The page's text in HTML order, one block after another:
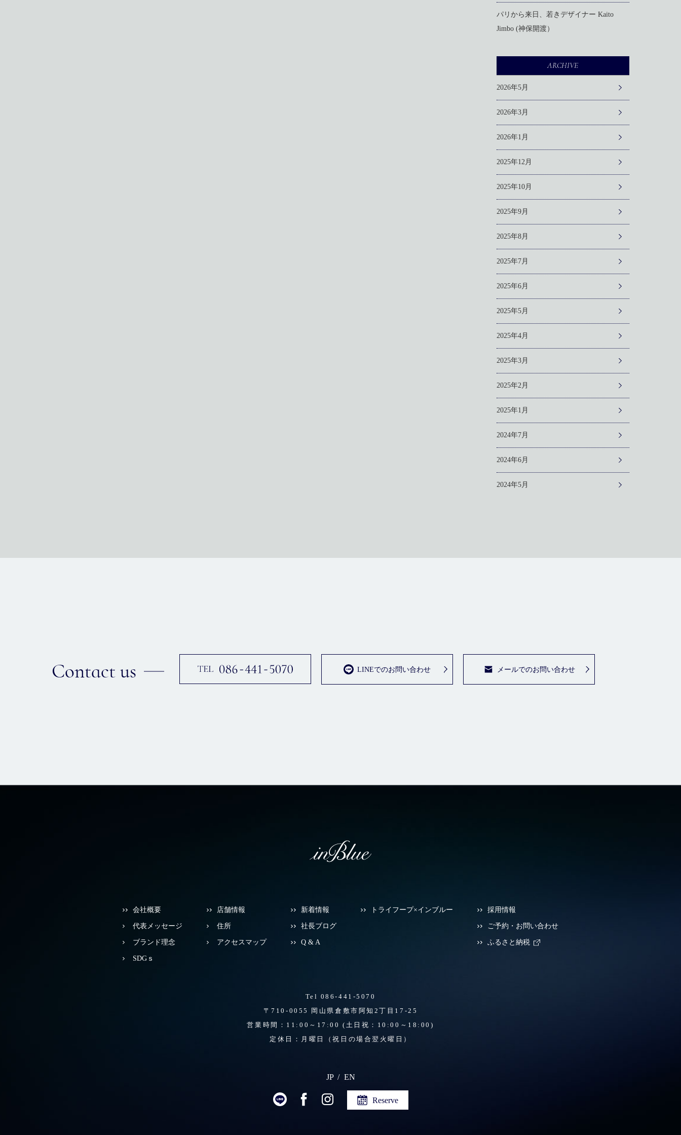
パリから来日、若きデザイナー Kaito
Jimbo (神保開渡）
ARCHIVE
2026年5月
2026年3月
2026年1月
2025年12月
2025年10月
2025年9月
2025年8月
2025年7月
2025年6月
2025年5月
2025年4月
2025年3月
2025年2月
2025年1月
2024年7月
2024年6月
2024年5月
Contact us LINEでのお問い合わせ メールでのお問い合わせ
会社概要
代表メッセージ
ブランド理念
SDGｓ
店舗情報
住所
アクセスマップ
新着情報
社長ブログ
Q & A
トライフープ×インブルー 採用情報
ご予約・お問い合わせ
ふるさと納税
Tel 086-441-5070
〒710-0055 岡山県倉敷市阿知2丁目17-25
営業時間：11:00～17:00 (土日祝：10:00～18:00)
定休日：月曜日（祝日の場合翌火曜日）
JP EN
Reserve